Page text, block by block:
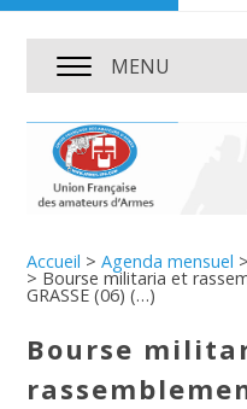
MENU
Accueil >Agenda mensuel
> Bourse militaria et
GRASSE (06) (…)
Bourse